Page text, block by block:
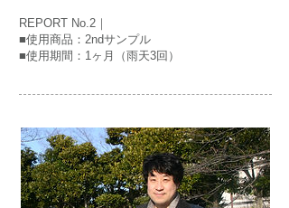
REPORT No.2｜
■使用商品：2ndサンプル
■使用期間：1ヶ月（雨天3回）